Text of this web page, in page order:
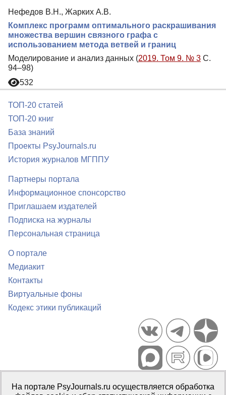
Нефедов В.Н., Жарких А.В.
Комплекс программ оптимального раскрашивания
множества вершин связного графа с
использованием метода ветвей и границ
Моделирование и анализ данных (2019. Том 9. № 3 С.
94–98)
532
ТОП-20 статей
ТОП-20 книг
База знаний
Проекты PsyJournals.ru
История журналов МГППУ
Партнеры портала
Информационное спонсорство
Приглашаем издателей
Подписка на журналы
Персональная страница
О портале
Медиакит
Контакты
Виртуальные фоны
Кодекс этики публикаций
Портал психологических изданий PsyJournals.ru, 2007–2026
Правила использования материалов
На портале PsyJournals.ru осуществляется обработка